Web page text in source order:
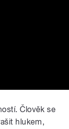
Člověk se
hlukem,